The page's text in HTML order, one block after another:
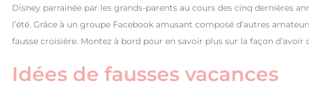
Disney parrainée par les grands-parents au cours des cinq dernières
l’été. Grâce à un groupe Facebook amusant composé d’autres
fausse croisière. Montez à bord pour en savoir plus sur la façon
Idées de fausses vacances